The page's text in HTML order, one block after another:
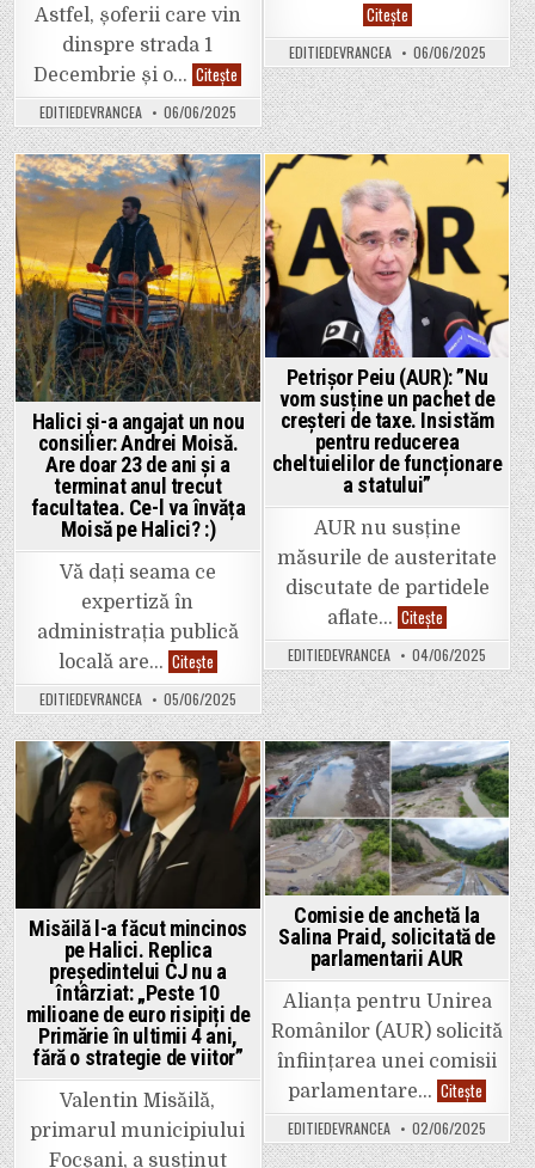
Astfel, șoferii care vin
dinspre strada 1
Decembrie și o… Citește Foto.
Mare
grijă
intersecția
de
la
Comcereal.
S-
a
trasat
noaptea
trecută
o
linie
continuă
pentru
cei
care
vin
dinspre
Sud
către
Anghel
Saligny.
EDITIEDEVRANCEA 06/06/2025
Citește80
de
milioane
de
lei
va
împrumuta
CJ
Vrancea
pentru
patru
poduri.
Toți
consilierii
județeni
au
votat
pentru.
EDITIEDEVRANCEA 06/06/2025
Posted
Halici și-a angajat un nou
consilier: Andrei Moisă.
Are doar 23 de ani și a
terminat anul trecut
facultatea. Ce-l va învăța
Moisă pe Halici? :)
Vă dați seama ce
expertiză în
administrația publică
locală are… CiteșteHalici
și-
a
angajat
un
nou
consilier:
Andrei
Moisă.
doar
terminat
anul
trecut
facultatea.
Ce-
l
va
învăța
Moisă
pe
Halici?
🙂
EDITIEDEVRANCEA 05/06/2025
Posted
in
Petrișor Peiu (AUR): ”Nu
vom susține un pachet de
creșteri de taxe. Insistăm
pentru reducerea
cheltuielilor de funcționare
a statului”
AUR nu susține
măsurile de austeritate
discutate de partidele
aflate… Citește
Peiu
(AUR):
”Nu
vom
susține
un
pachet
de
creșteri
de
taxe.
Insistăm
pentru
reducerea
cheltuielilor
de
funcționare
a
statului”
EDITIEDEVRANCEA 04/06/2025
Posted
in
Misăilă l-a făcut mincinos
pe Halici. Replica
președintelui CJ nu a
întârziat: „Peste 10
milioane de euro risipiți de
Primărie în ultimii 4 ani,
fără o strategie de viitor”
Valentin Misăilă,
primarul municipiului
Focșani, a susținut
Posted
in
Comisie de anchetă la
Salina Praid, solicitată de
parlamentarii AUR
Alianța pentru Unirea
Românilor (AUR) solicită
înființarea unei comisii
parlamentare… Citește Comisie
de
anchetă
la
Salina
EDITIEDEVRANCEA 02/06/2025